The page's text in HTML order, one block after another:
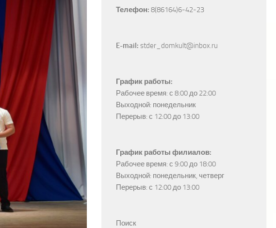
Телефон: 8(86164)6-42-23
E-mail: stder_domkult@inbox.ru
График работы:
Рабочее время: с 8:00 до 22:00
Выходной: понедельник
Перерыв: с 12:00 до 13:00
График работы филиалов:
Рабочее время: с 9:00 до 18:00
Выходной: понедельник, четверг
Перерыв: с 12:00 до 13:00
Поиск